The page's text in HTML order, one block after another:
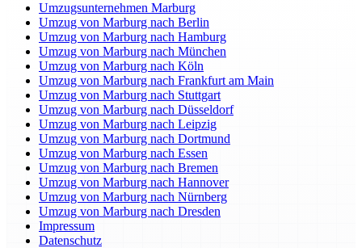
Umzugsunternehmen Marburg
Umzug von Marburg nach Berlin
Umzug von Marburg nach Hamburg
Umzug von Marburg nach München
Umzug von Marburg nach Köln
Umzug von Marburg nach Frankfurt am Main
Umzug von Marburg nach Stuttgart
Umzug von Marburg nach Düsseldorf
Umzug von Marburg nach Leipzig
Umzug von Marburg nach Dortmund
Umzug von Marburg nach Essen
Umzug von Marburg nach Bremen
Umzug von Marburg nach Hannover
Umzug von Marburg nach Nürnberg
Umzug von Marburg nach Dresden
Impressum
Datenschutz